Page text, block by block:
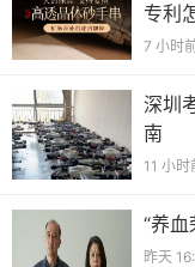
专利
7 小时
深圳
南
11 小时
“养
昨天